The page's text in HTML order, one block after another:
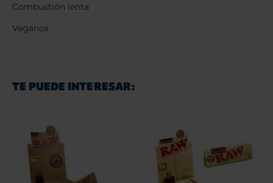
Combustión lenta
Veganos
TE PUEDE INTERESAR: